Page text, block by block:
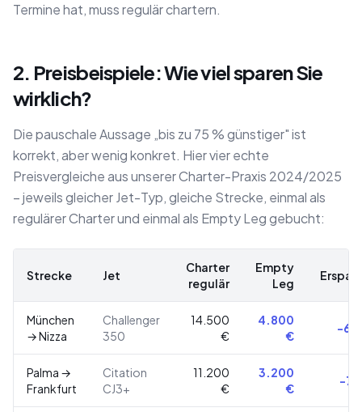
Termine hat, muss regulär chartern.
2. Preisbeispiele: Wie viel sparen Sie
wirklich?
Die pauschale Aussage „bis zu 75 % günstiger" ist
korrekt, aber wenig konkret. Hier vier echte
Preisvergleiche aus unserer Charter-Praxis 2024/2025
– jeweils gleicher Jet-Typ, gleiche Strecke, einmal als
regulärer Charter und einmal als Empty Leg gebucht:
Strecke Jet
Charter
regulär
Empty
Leg
München
→ Nizza
Challenger
350
14.500
€
4.800
€
−67
Palma →
Frankfurt
Citation
CJ3+
11.200
€
3.200
€
−71